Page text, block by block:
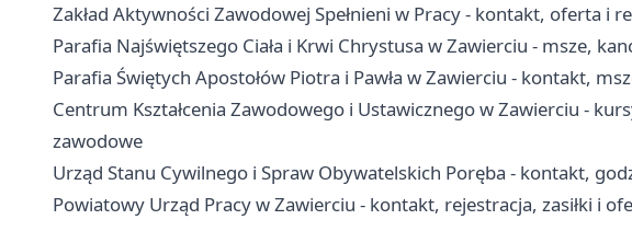
Zakład Aktywności Zawodowej Spełnieni w Pracy - kontakt, oferta i
Parafia Najświętszego Ciała i Krwi Chrystusa w Zawierciu - msze,
Parafia Świętych Apostołów Piotra i Pawła w Zawierciu - kontakt,
Centrum Kształcenia Zawodowego i Ustawicznego w Zawierciu -
zawodowe
Urząd Stanu Cywilnego i Spraw Obywatelskich Poręba - kontakt,
Powiatowy Urząd Pracy w Zawierciu - kontakt, rejestracja, zasiłki i